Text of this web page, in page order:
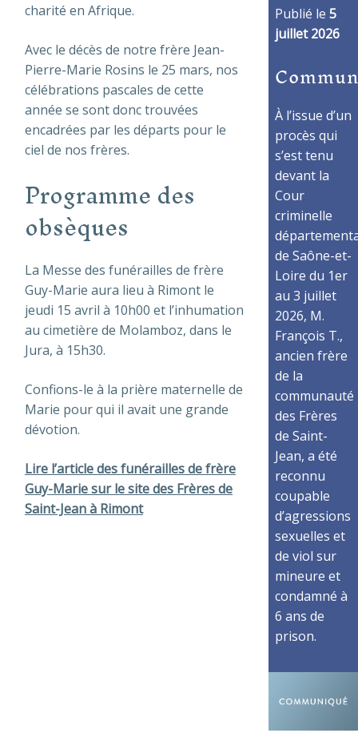
charité en Afrique.
Avec le décès de notre frère Jean-
Pierre-Marie Rosins le 25 mars, nos
célébrations pascales de cette
année se sont donc trouvées
encadrées par les départs pour le
ciel de nos frères.
Programme des
obsèques
La Messe des funérailles de frère
Guy-Marie aura lieu à Rimont le
jeudi 15 avril à 10h00 et l’inhumation
au cimetière de Molamboz, dans le
Jura, à 15h30.
Confions-le à la prière maternelle de
Marie pour qui il avait une grande
dévotion.
Lire l’article des funérailles de frère
Guy-Marie sur le site des Frères de
Saint-Jean à Rimont
Publié le 5
juillet 2026
À l’issue d’un
procès qui
s’est tenu
devant la
Cour
criminelle
de Saône-et-
Loire du 1er
au 3 juillet
2026, M.
François T.,
ancien frère
de la
communauté
des Frères
de Saint-
Jean, a été
reconnu
coupable
d’agressions
sexuelles et
de viol sur
mineure et
condamné à
6 ans de
prison.